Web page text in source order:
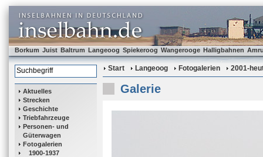
Borkum Juist Baltrum Langeoog Spiekeroog Wangerooge Halligbahnen
Aktuelles
Strecken
Geschichte
Triebfahrzeuge
Personen- und
Güterwagen
Fotogalerien
1900-1937
Start Langeoog Fotogalerien 2001-
Galerie